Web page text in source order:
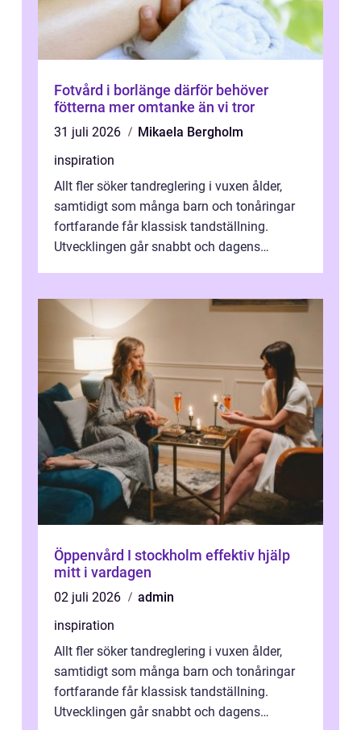
Fotvård i borlänge därför behöver
fötterna mer omtanke än vi tror
31 juli 2026
Mikaela Bergholm
inspiration
Allt fler söker tandreglering i vuxen ålder,
samtidigt som många barn och tonåringar
fortfarande får klassisk tandställning.
Utvecklingen går snabbt och dagens
Öppenvård I stockholm effektiv hjälp
mitt i vardagen
02 juli 2026
admin
inspiration
Allt fler söker tandreglering i vuxen ålder,
samtidigt som många barn och tonåringar
fortfarande får klassisk tandställning.
Utvecklingen går snabbt och dagens